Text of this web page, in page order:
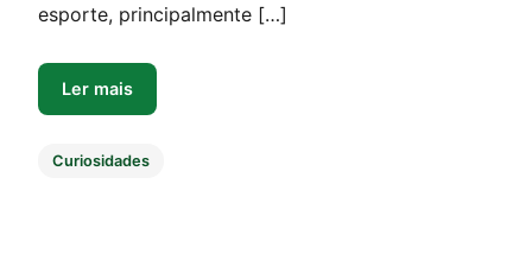
esporte, principalmente […]
Ler mais
Curiosidades